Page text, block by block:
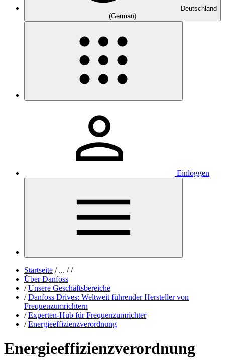
Deutschland
(German)
Einloggen
Startseite /... / /
Über Danfoss
/ Unsere Geschäftsbereiche
/ Danfoss Drives: Weltweit führender Hersteller von
Frequenzumrichtern
/ Experten-Hub für Frequenzumrichter
/ Energieeffizienzverordnung
Energieeffizienzverordnung